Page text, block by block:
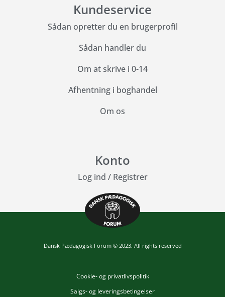
Kundeservice
Sådan opretter du en brugerprofil
Sådan handler du
Om at skrive i 0-14
Afhentning i boghandel
Om os
Konto
Log ind / Registrer
Dansk Pædagogisk Forum © 2023. All rights reserved
Cookie- og privatlivspolitik
Salgs- og leveringsbetingelser